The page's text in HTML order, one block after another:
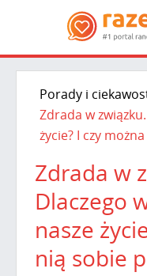
Porady i
Zdrada w
życie? I czy
Zdrada w
Dlaczego
nasze
nią sobie